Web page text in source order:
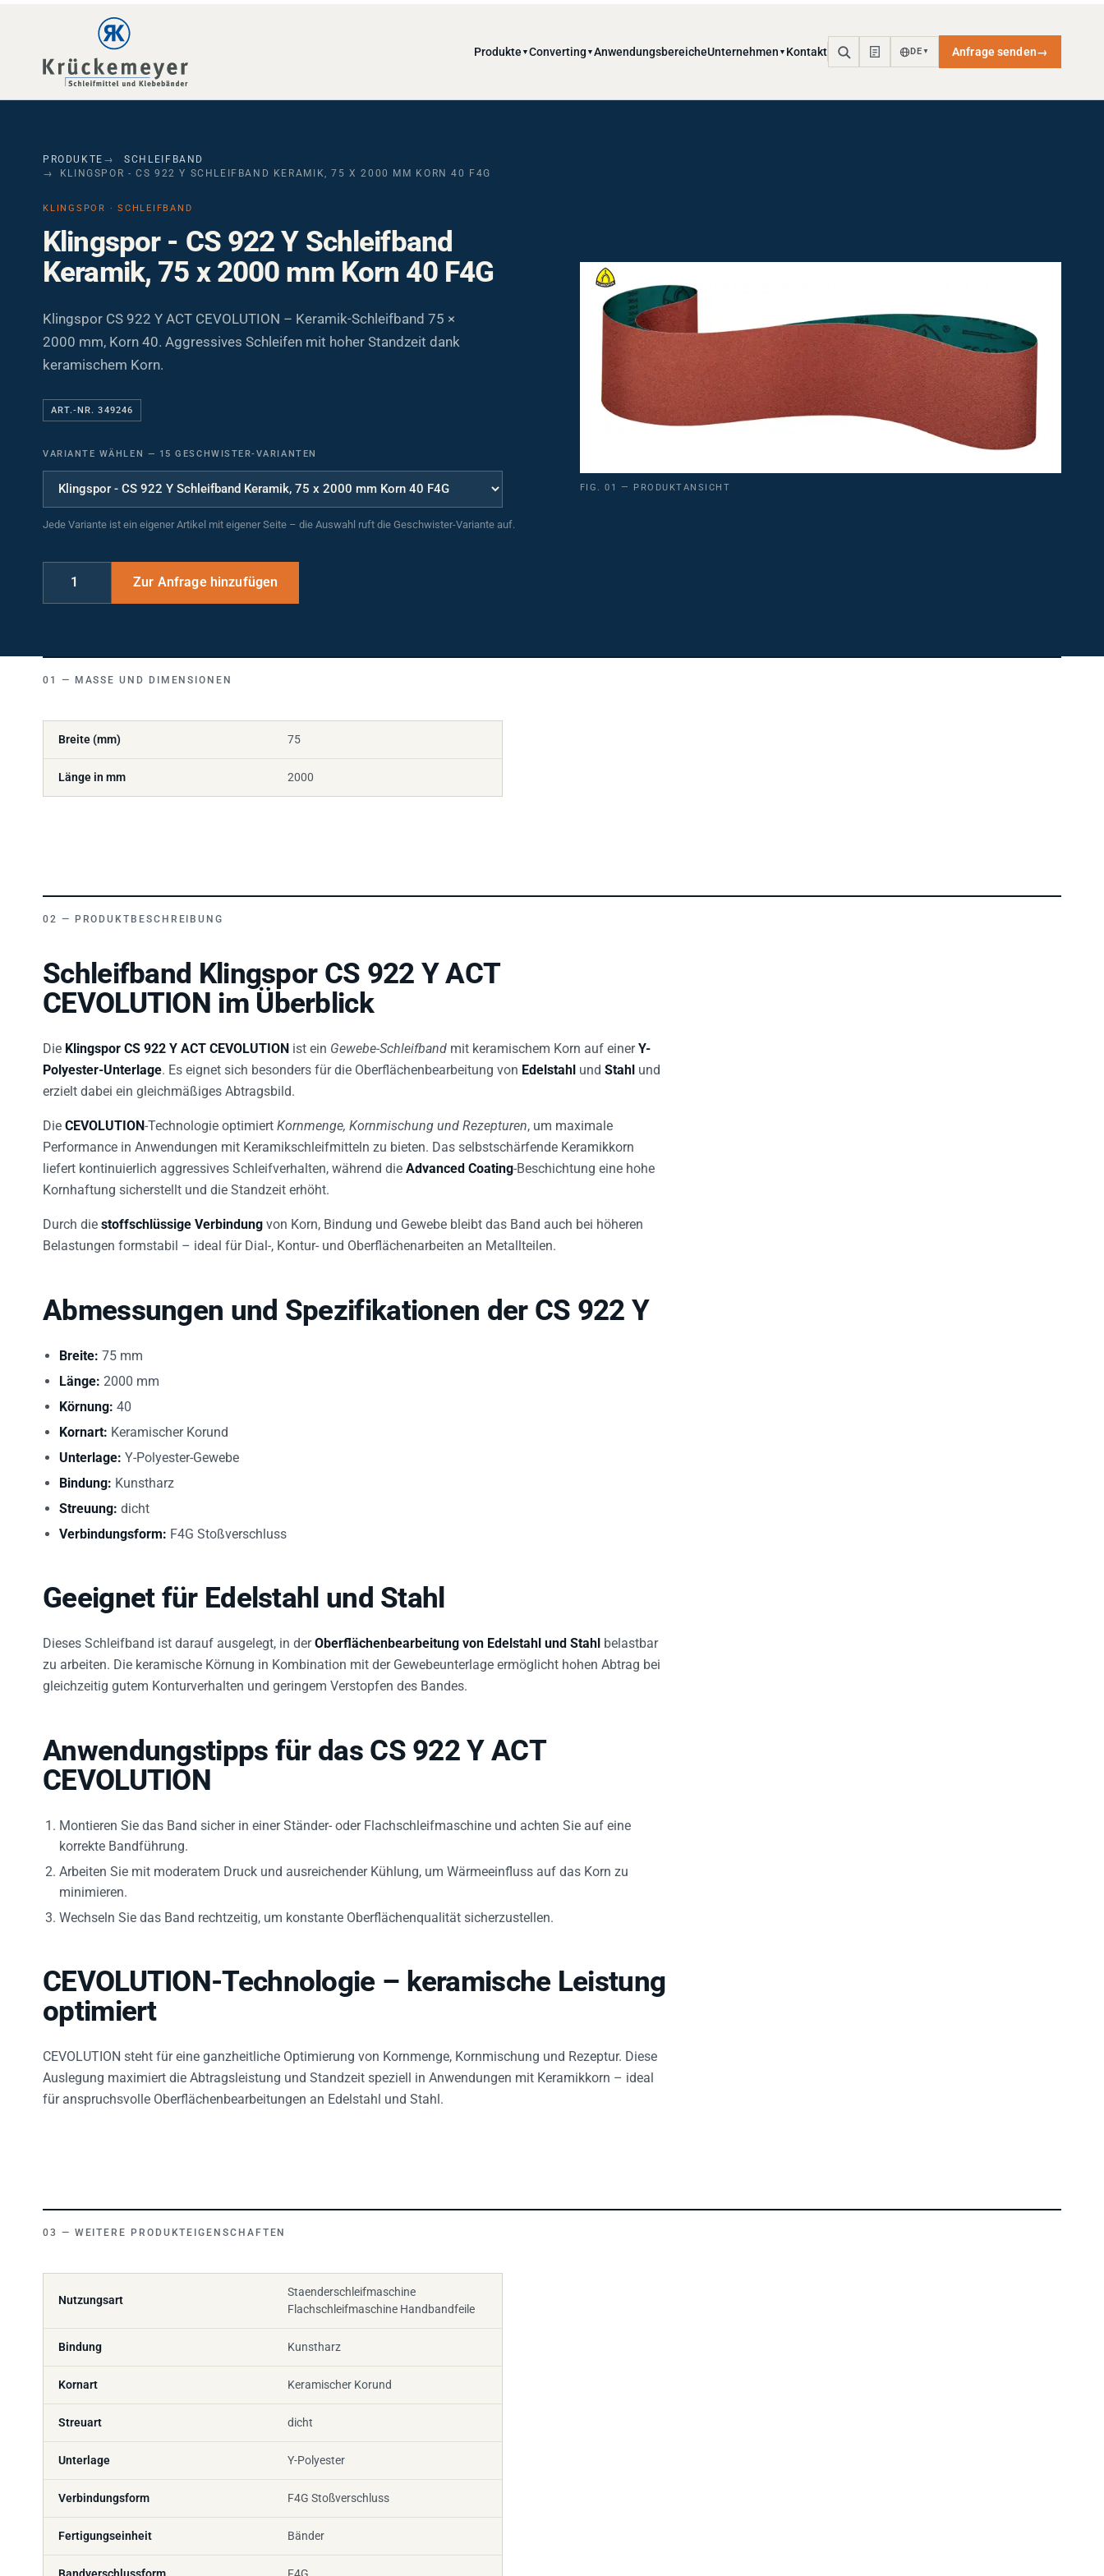
Produkte Converting AnwendungsbereicheUnternehmen Kontakt DE Anfrage senden →
PRODUKTE
SCHLEIFBAND
KLINGSPOR - CS 922 Y SCHLEIFBAND KERAMIK, 75 X 2000 MM KORN 40 F4G
KLINGSPOR · SCHLEIFBAND
Klingspor - CS 922 Y Schleifband
Keramik, 75 x 2000 mm Korn 40 F4G
Klingspor CS 922 Y ACT CEVOLUTION – Keramik-Schleifband 75 ×
2000 mm, Korn 40. Aggressives Schleifen mit hoher Standzeit dank
keramischem Korn.
ART.-NR. 349246
VARIANTE WÄHLEN 15 GESCHWISTER-VARIANTEN
Jede Variante ist ein eigener Artikel mit eigener Seite – die Auswahl ruft die Geschwister-Variante auf.
FIG. 01 — PRODUKTANSICHT
MASSE UND DIMENSIONEN
Breite (mm) 75
Länge in mm 2000
PRODUKTBESCHREIBUNG
Schleifband Klingspor CS 922 Y ACT
CEVOLUTION im Überblick
Die Klingspor CS 922 Y ACT CEVOLUTION ist ein Gewebe-Schleifband mit keramischem Korn auf einerY-
Polyester-Unterlage . Es eignet sich besonders für die Oberflächenbearbeitung von Edelstahl und Stahl und
erzielt dabei ein gleichmäßiges Abtragsbild.
Die CEVOLUTION-Technologie optimiert Kornmenge, Kornmischung und Rezepturen , um maximale
Performance in Anwendungen mit Keramikschleifmitteln zu bieten. Das selbstschärfende Keramikkorn
liefert kontinuierlich aggressives Schleifverhalten, während die Advanced Coating-Beschichtung eine hohe
Kornhaftung sicherstellt und die Standzeit erhöht.
Durch die stoffschlüssige Verbindung von Korn, Bindung und Gewebe bleibt das Band auch bei höheren
Belastungen formstabil – ideal für Dial-, Kontur- und Oberflächenarbeiten an Metallteilen.
Abmessungen und Spezifikationen der CS 922 Y
Breite: 75 mm
Länge: 2000 mm
Körnung: 40
Kornart: Keramischer Korund
Unterlage: Y-Polyester-Gewebe
Bindung: Kunstharz
Streuung: dicht
Verbindungsform: F4G Stoßverschluss
Geeignet für Edelstahl und Stahl
Dieses Schleifband ist darauf ausgelegt, in derOberflächenbearbeitung von Edelstahl und Stahl belastbar
zu arbeiten. Die keramische Körnung in Kombination mit der Gewebeunterlage ermöglicht hohen Abtrag bei
gleichzeitig gutem Konturverhalten und geringem Verstopfen des Bandes.
Anwendungstipps für das CS 922 Y ACT
CEVOLUTION
Montieren Sie das Band sicher in einer Ständer- oder Flachschleifmaschine und achten Sie auf eine
korrekte Bandführung.
Arbeiten Sie mit moderatem Druck und ausreichender Kühlung, um Wärmeeinfluss auf das Korn zu
minimieren.
Wechseln Sie das Band rechtzeitig, um konstante Oberflächenqualität sicherzustellen.
CEVOLUTION-Technologie – keramische Leistung
optimiert
CEVOLUTION steht für eine ganzheitliche Optimierung von Kornmenge, Kornmischung und Rezeptur. Diese
Auslegung maximiert die Abtragsleistung und Standzeit speziell in Anwendungen mit Keramikkorn – ideal
für anspruchsvolle Oberflächenbearbeitungen an Edelstahl und Stahl.
WEITERE PRODUKTEIGENSCHAFTEN
Nutzungsart
Staenderschleifmaschine
Flachschleifmaschine Handbandfeile
Bindung Kunstharz
Kornart Keramischer Korund
Streuart dicht
Unterlage Y-Polyester
Verbindungsform F4G Stoßverschluss
Fertigungseinheit Bänder
Bandverschlussform F4G